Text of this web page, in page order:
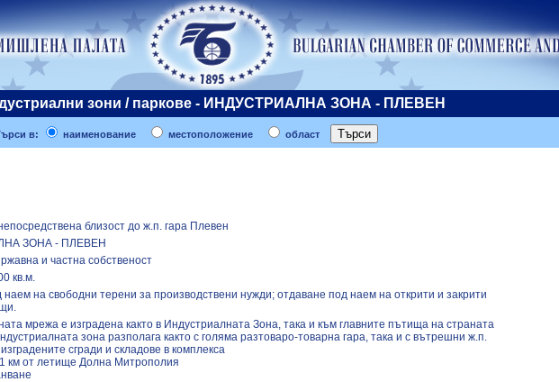
зони / паркове - ИНДУСТРИАЛНА ЗОНА - ПЛЕВЕН
в: наименование местоположение област
близост до ж.п. гара Плевен
ЗОНА - ПЛЕВЕН
и частна собственост
кв.м.
на свободни терени за производствени нужди; отдаване под наем на открити и закрити
мрежа е изградена както в Индустриалната Зона, така и към главните пътища на страната
зона разполага както с голяма разтоваро-товарна гара, така и с вътрешни ж.п.
сгради и складове в комплекса
км от летище Долна Митрополия